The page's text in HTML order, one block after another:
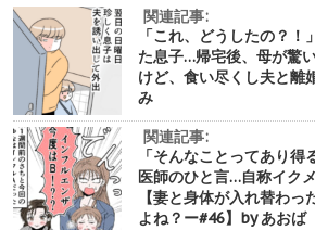
関連記事:
「これ、どうしたの？
た息子…帰宅後、母が驚
けど、食い尽くし夫と離
み
関連記事:
「そんなことってあり
医師のひと言…自称イク
【妻と身体が入れ替わ
よね？ー#46】by あおば